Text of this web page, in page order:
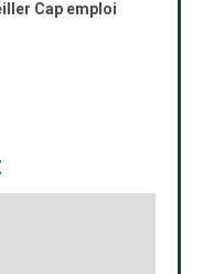
Cap emploi